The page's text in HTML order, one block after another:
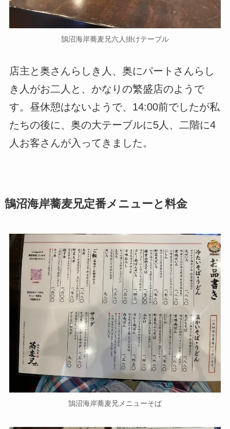
鵠沼海岸蕎麦兄六人掛けテーブル
店主と奥さんらしき人、奥にパートさんらし
き人がお二人と、かなりの繁盛店のようで
す。昼休憩はないようで、14:00前でしたが私
たちの後に、奥の大テーブルに5人、二階に4
人お客さんが入ってきました。
鵠沼海岸蕎麦兄定番メニューと料金
鵠沼海岸蕎麦兄メニューそば